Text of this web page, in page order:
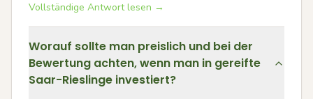
Vollständige Antwort lesen →
Worauf sollte man preislich und bei der
Bewertung achten, wenn man in gereifte
Saar-Rieslinge investiert?